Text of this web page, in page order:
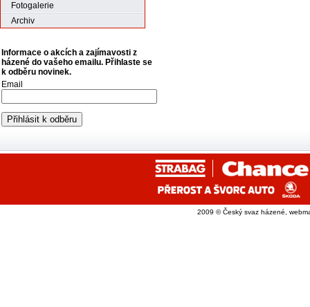
Fotogalerie
Archiv
Informace o akcích a zajímavosti z
házené do vašeho emailu. Přihlaste se
k odběru novinek.
Email
2009 © Český svaz házené,